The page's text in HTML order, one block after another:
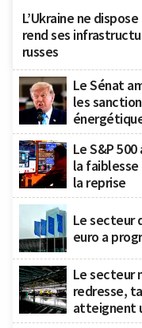
L’Ukraine ne
rend ses
russes
Le Sénat
les
Le S&P
la
la reprise
Le secteur
euro a
Le secteur
redresse,
atteignent